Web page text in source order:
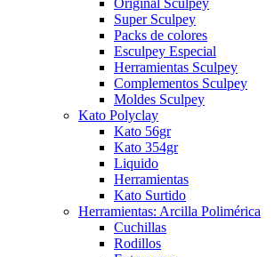
Super Sculpey
Packs de colores
Esculpey Especial
Herramientas Sculpey
Complementos Sculpey
Moldes Sculpey
Kato Polyclay
Kato 56gr
Kato 354gr
Liquido
Herramientas
Kato Surtido
Herramientas: Arcilla Polimérica
Cuchillas
Rodillos